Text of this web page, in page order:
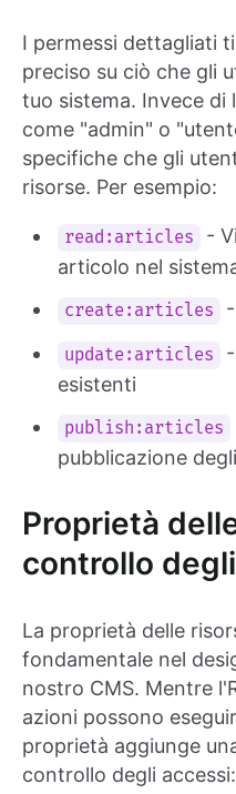
I permessi dettagliati
preciso su ciò che gli
tuo sistema. Invece di
come "admin" o
specifiche che gli
risorse. Per esempio:
read:articles
-
articolo nel
create:articles
update:articles
esistenti
publish:articles
pubblicazione
Proprietà
controllo
La proprietà delle
fondamentale nel
nostro CMS. Mentre
azioni possono
proprietà aggiunge
controllo degli accessi: